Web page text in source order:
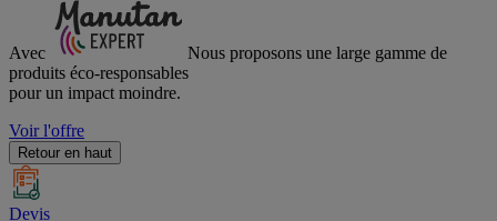
Avec
Nous proposons une large gamme de
produits éco-responsables
pour un impact moindre.
Voir l'offre
Retour en haut
Devis